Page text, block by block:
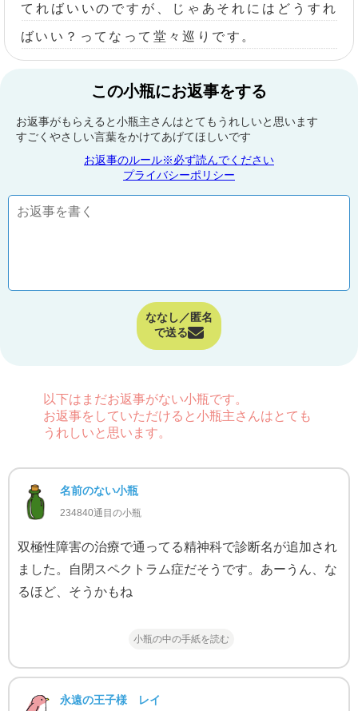
てればいいのですが、じゃあそれにはどうすれ
ばいい？ってなって堂々巡りです。
この小瓶にお返事をする
お返事がもらえると小瓶主さんはとてもうれしいと思います
すごくやさしい言葉をかけてあげてほしいです
お返事のルール※必ず読んでください
プライバシーポリシー
ななし／匿名
で送る
以下はまだお返事がない小瓶です。
お返事をしていただけると小瓶主さんはとても
うれしいと思います。
名前のない小瓶
234840通目の小瓶
双極性障害の治療で通ってる精神科で診断名が追加され
ました。自閉スペクトラム症だそうです。あーうん、な
るほど、そうかもね
小瓶の中の手紙を読む
永遠の王子様 レイ